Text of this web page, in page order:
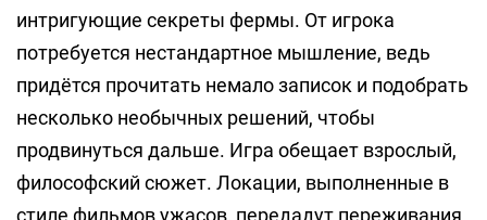
интригующие секреты фермы. От игрока
потребуется нестандартное мышление, ведь
придётся прочитать немало записок и подобрать
несколько необычных решений, чтобы
продвинуться дальше. Игра обещает взрослый,
философский сюжет. Локации, выполненные в
стиле фильмов ужасов, передадут переживания